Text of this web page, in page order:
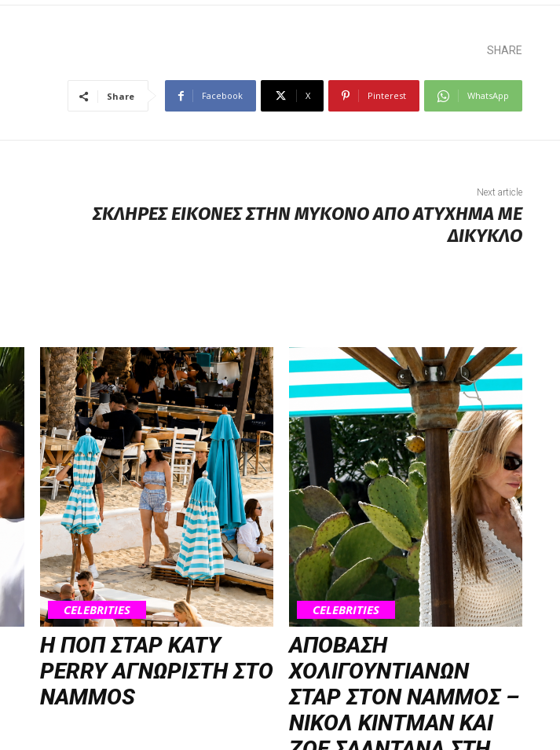
SHARE
Share Facebook X Pinterest WhatsApp
Next article
ΣΚΛΗΡΕΣ ΕΙΚΟΝΕΣ ΣΤΗΝ ΜΥΚΟΝΟ ΑΠΟ ΑΤΥΧΗΜΑ ΜΕ
ΔΙΚΥΚΛΟ
CELEBRITIES
H ΠΟΠ ΣΤΑΡ KATY
PERRY ΑΓΝΩΡΙΣΤΗ ΣΤΟ
NAMMOS
CELEBRITIES
ΑΠΟΒΑΣΗ
ΧΟΛΙΓΟΥΝΤΙΑΝΩΝ
ΣΤΑΡ ΣΤΟΝ NΑΜΜΟΣ –
ΝΙΚΟΛ ΚΙΝΤΜΑΝ ΚΑΙ